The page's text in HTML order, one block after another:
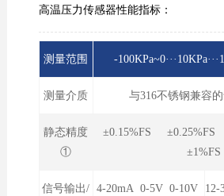
高温压力传感器性能指标：
测量范围 -
测量介质 与316不锈钢兼容
静态精度
①
±0.15%FS
±1%FS
信号输出/ 4-20mA 0-5V 0-10V
12-